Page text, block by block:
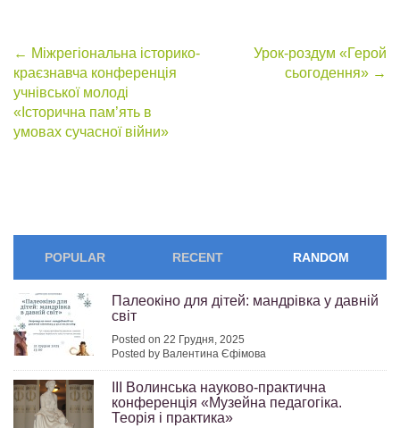
Post
navigation
← Міжрегіональна історико-
краєзнавча конференція
учнівської молоді
«Історична пам’ять в
умовах сучасної війни»
Урок-роздум «Герой
сьогодення» →
POPULAR RECENT RANDOM
Палеокіно для дітей: мандрівка у давній
світ
Posted on 22 Грудня, 2025
Posted by Валентина Єфімова
ІІI Волинська науково-практична
конференція «Музейна педагогіка.
Теорія і практика»